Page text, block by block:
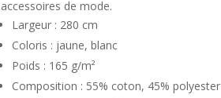
accessoires de mode.
Largeur : 280 cm
Coloris : jaune, blanc
Poids : 165 g/m²
Composition : 55% coton, 45% polyester